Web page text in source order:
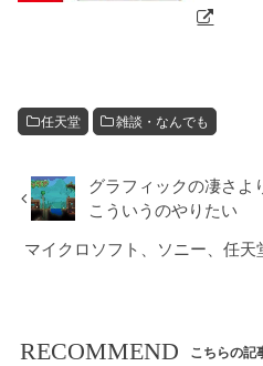
任天堂 雑談・なんでも
グラフィックの凄さ
こういうのやりたい
マイクロソフト、ソニー、任天
RECOMMEND こちらの記